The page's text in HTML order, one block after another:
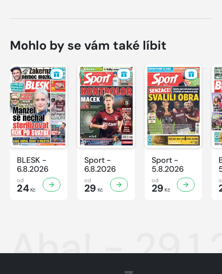
Mohlo by se vám také líbit
BLESK -
6.8.2026
od
24Kč
Sport -
6.8.2026
od
29 Kč
Sport -
5.8.2026
od
29 Kč
Aha! -